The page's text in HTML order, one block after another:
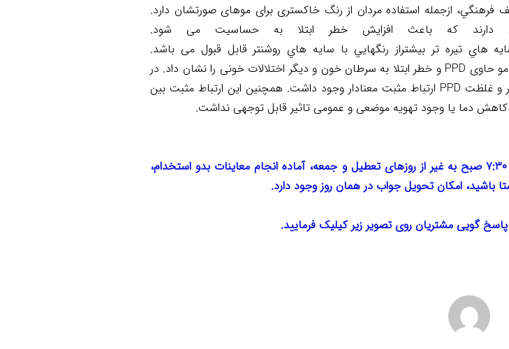
فرهنگي، ازجمله استفاده مردان از رنگ خاکستری برای موهای صورتشان دارد.
که باعث
افزايش خطر ابتلا به حساسيت می
شود.
هاي تيره تر بيشتراز رنگهايي با سايه هاي روشنتر قابل قبول می باشد.
مو حاوی PPD و خطر ابتلا به سرطان خون و دیگر اختلالات خونی را نشان داد. در
و غلظت PPD ارتباط مثبت معنادار وجود داشت. همچنین این ارتباط مثبت بین
دما یا وجود تهویه موضعی و عمومی تاثیر قابل توجهی نداشت.
مرکز تخصصی طب کار ایمن پژوهان پارس همه روزه از ساعت ۷:۳۰ صبح به غیر از روزهای تعطیل و جمعه، آماده انجام معاینات بدو استخدام،
باشید، امکان تحویل جواب در همان روز وجود دارد.
گویی مشتریان روی تصویر زیر کیلیک فرمایید.